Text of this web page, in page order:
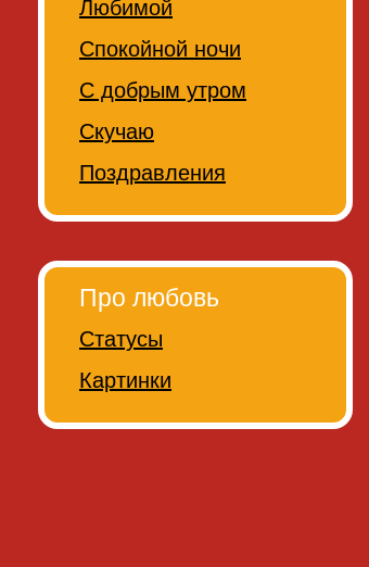
Любимой
Спокойной ночи
С добрым утром
Скучаю
Поздравления
Про любовь
Статусы
Картинки